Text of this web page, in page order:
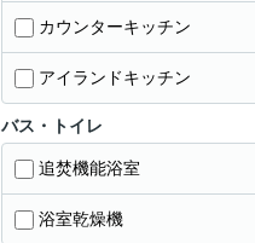
カウンターキッチン
アイランドキッチン
バス・トイレ
追焚機能浴室
浴室乾燥機